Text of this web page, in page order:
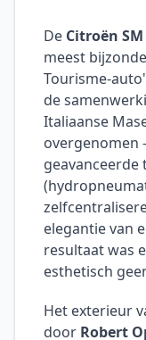
De Citroën SM
meest
Tourisme-
de
Italiaanse
overgenomen
geavanceerde
elegantie van
resultaat was
esthetisch
Het exterieur
door Robert